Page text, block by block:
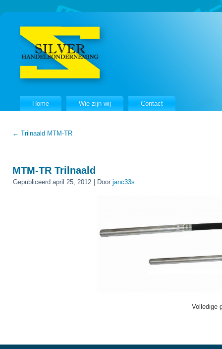
Home Wie zijn wij Contact
← Trilnaald MTM-TR
MTM-TR Trilnaald
Gepubliceerd april 25, 2012 Door janc33s
Volledige